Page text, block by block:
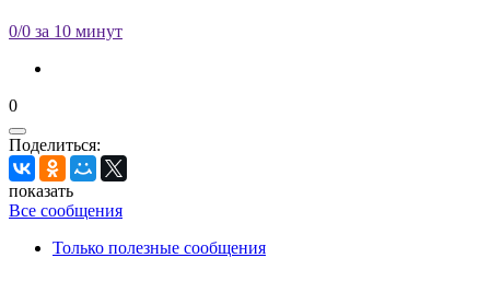
0/0 за 10 минут
0
Поделиться:
показать
Все сообщения
Только полезные сообщения